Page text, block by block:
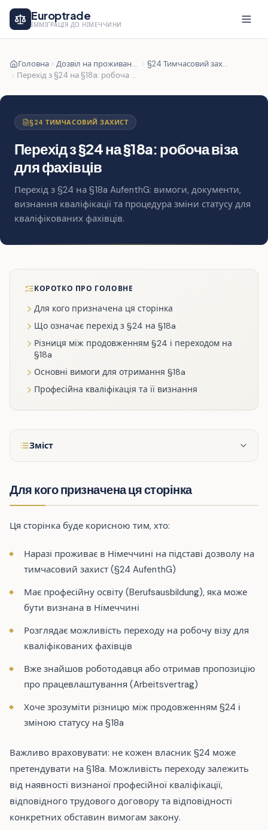
Europtrade
ІММІГРАЦІЯ ДО НІМЕЧЧИНИ
Головна Дозвіл на проживання
§24 Тимчасовий захист
Перехід з §24 на §18a: робоча віза для фахівців
§24 ТИМЧАСОВИЙ ЗАХИСТ
Перехід з §24 на §18a: робоча віза
для фахівців
Перехід з §24 на §18a AufenthG: вимоги, документи,
визнання кваліфікації та процедура зміни статусу для
кваліфікованих фахівців.
КОРОТКО ПРО ГОЛОВНЕ
Для кого призначена ця сторінка
Що означає перехід з §24 на §18a
Різниця між продовженням §24 і переходом на
§18a
Основні вимоги для отримання §18a
Професійна кваліфікація та її визнання
Зміст
Для кого призначена ця сторінка
Ця сторінка буде корисною тим, хто:
Наразі проживає в Німеччині на підставі дозволу на
тимчасовий захист (§24 AufenthG)
Має професійну освіту (Berufsausbildung), яка може
бути визнана в Німеччині
Розглядає можливість переходу на робочу візу для
кваліфікованих фахівців
Вже знайшов роботодавця або отримав пропозицію
про працевлаштування (Arbeitsvertrag)
Хоче зрозуміти різницю між продовженням §24 і
зміною статусу на §18a
Важливо враховувати: не кожен власник §24 може
претендувати на §18a. Можливість переходу залежить
від наявності визнаної професійної кваліфікації,
відповідного трудового договору та відповідності
конкретних обставин вимогам закону.